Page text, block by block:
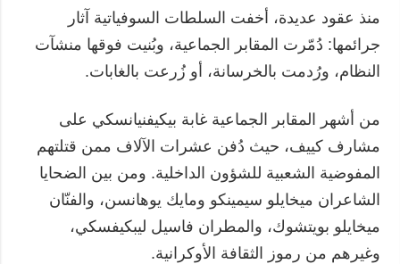
منذ عقود عديدة، أخفت السلطات السوفياتية آثار
جرائمها: دُمّرت المقابر الجماعية، وبُنيت فوقها منشآت
النظام، ورُدمت بالخرسانة، أو زُرعت بالغابات.
من أشهر المقابر الجماعية غابة بيكيفنيانسكي على
مشارف كييف، حيث دُفن عشرات الآلاف ممن قتلتهم
المفوضية الشعبية للشؤون الداخلية. ومن بين الضحايا
الشاعران ميخايلو سيمينكو ومايك يوهانسن، والفنّان
ميخايلو بويتشوك، والمطران فاسيل ليبكيفسكي،
وغيرهم من رموز الثقافة الأوكرانية.